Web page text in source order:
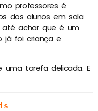
professores é
dos alunos em sala
achar que é um
já foi criança e
uma tarefa delicada. E